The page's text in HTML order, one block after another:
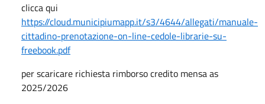
clicca qui
https://cloud.municipiumapp.it/s3/4644/allegati/manuale-
cittadino-prenotazione-on-line-cedole-librarie-su-
freebook.pdf
per scaricare richiesta rimborso credito mensa as
2025/2026